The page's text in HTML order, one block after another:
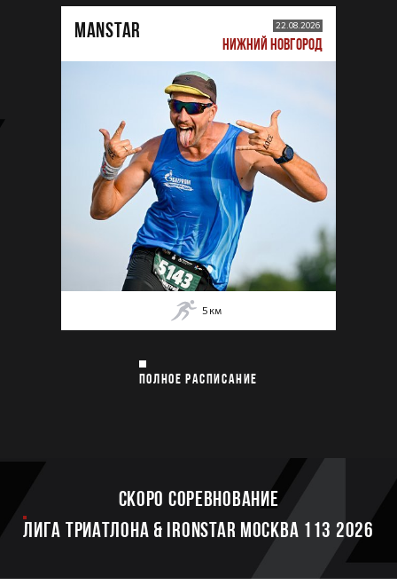
MANSTAR 22.08.2026
НИЖНИЙ НОВГОРОД
5 км
ПОЛНОЕ РАСПИСАНИЕ
Скоро соревнование
ЛИГА ТРИАТЛОНА & IRONSTAR МОСКВА 113 2026